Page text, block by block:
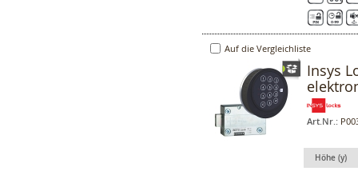
Auf die Vergleichliste
Insys
Art.Nr.:
Höhe (y)